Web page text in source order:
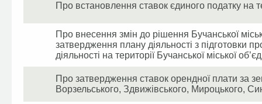
Про встановлення ставок єдиного податку на
Про внесення змін до рішення Бучанської
затвердження плану діяльності з підготовки
діяльності на території Бучанської міської
Про затвердження ставок орендної плати за
Ворзельського, Здвижівського, Мироцького,